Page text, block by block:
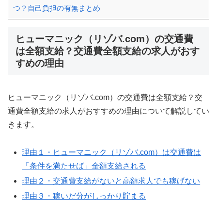
つ？自己負担の有無まとめ
ヒューマニック（リゾバ.com）の交通費
は全額支給？交通費全額支給の求人がおす
すめの理由
ヒューマニック（リゾバ.com）の交通費は全額支給？交
通費全額支給の求人がおすすめの理由について解説してい
きます。
理由１・ヒューマニック（リゾバ.com）は交通費は
「条件を満たせば」全額支給される
理由２・交通費支給がないと高額求人でも稼げない
理由３・稼いだ分がしっかり貯まる